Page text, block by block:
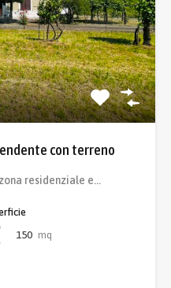
con terreno
residenziale e…
150 mq